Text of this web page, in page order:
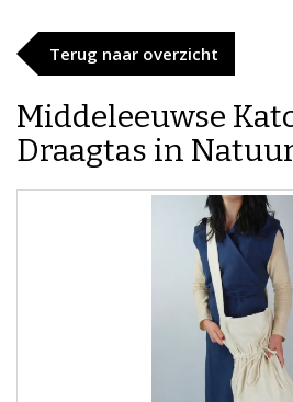
Terug naar overzicht
​Middeleeuwse
Draagtas in